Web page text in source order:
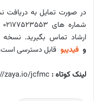
در صورت تمایل به دریافت
ارشاد تماس بگیرید. نسخه
و فیدیبو قابل دسترسی
لینک کوتاه : zaya.io/jcfmc